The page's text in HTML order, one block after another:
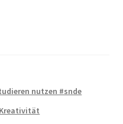
nutzen #snde